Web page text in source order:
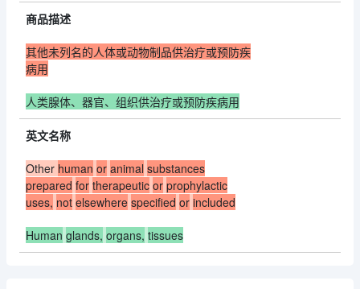
商品描述
其他未列名的人体或动物制品供治疗或预防疾
病用
人类腺体、器官、组织供治疗或预防疾病用
英文名称
Other human or animal substances
prepared for therapeutic or prophylactic
uses, not elsewhere specified or included
Human glands, organs, tissues